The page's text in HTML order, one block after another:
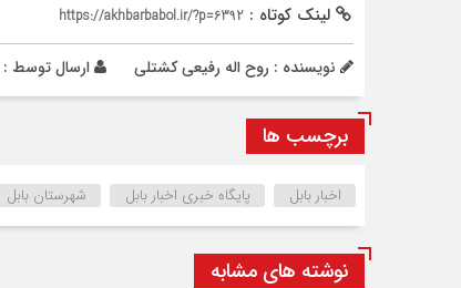
لینک کوتاه : https://akhbarbabol.ir/?p=6392
نویسنده : روح اله رفیعی کشتلی ارسال توسط :
برچسب ها
اخبار بابل پایگاه خبری اخبار بابل شهرستان بابل
نوشته های مشابه